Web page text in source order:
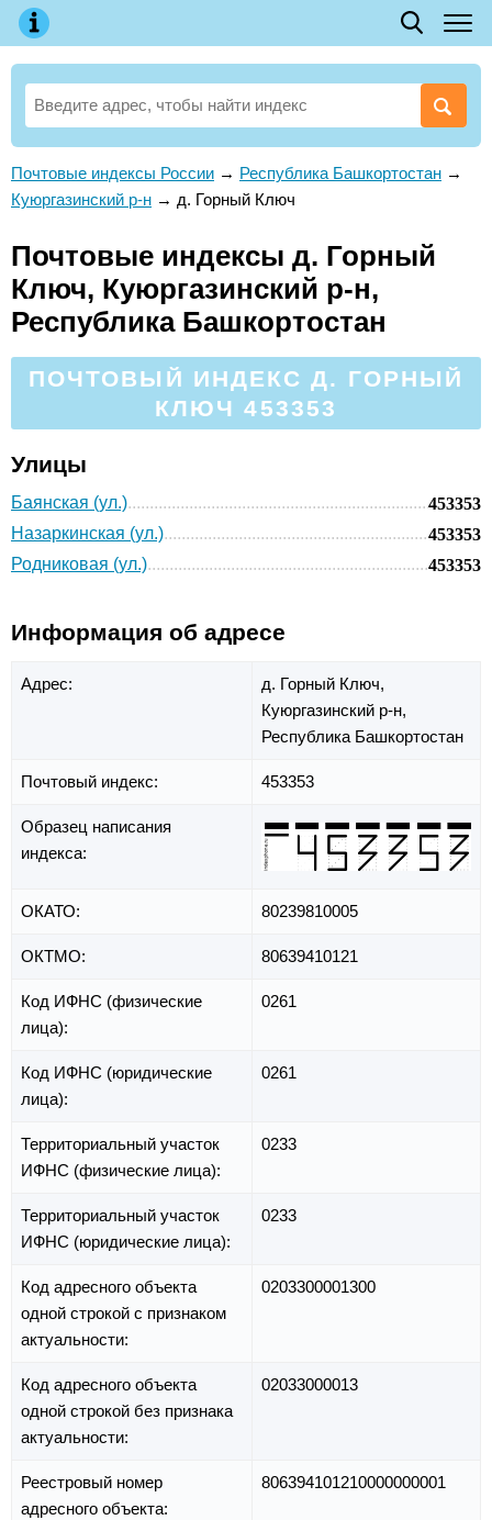
Почтовые индексы России → Республика Башкортостан →
Куюргазинский р-н → д. Горный Ключ
Почтовые индексы д. Горный
Ключ, Куюргазинский р-н,
Республика Башкортостан
ПОЧТОВЫЙ ИНДЕКС Д. ГОРНЫЙ
КЛЮЧ 453353
Улицы
Баянская (ул.)
453353
Назаркинская (ул.)
453353
Родниковая (ул.)
453353
Информация об адресе
Адрес:
д. Горный Ключ,
Куюргазинский р-н,
Республика Башкортостан
Почтовый индекс: 453353
Образец написания
индекса:
ОКАТО: 80239810005
ОКТМО: 80639410121
Код ИФНС (физические
лица):
0261
Код ИФНС (юридические
лица):
0261
Территориальный участок
ИФНС (физические лица):
0233
Территориальный участок
ИФНС (юридические лица):
0233
Код адресного объекта
одной строкой с признаком
актуальности:
0203300001300
Код адресного объекта
одной строкой без признака
актуальности:
02033000013
Реестровый номер
адресного объекта:
806394101210000000001